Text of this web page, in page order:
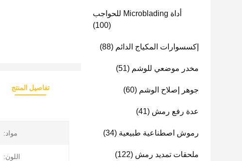
أداة Microblading للحواجب
(100)
إكسسوارات المكياج الدائم (88)
مخدر موضعي للوشم (51)
جوهر إصلاح الوشم (60)
عدة رفع رمش (41)
رموش اصطناعية طبيعية (34)
ملحقات تمديد رمش (122)
تفاصيل المنتج
مواد:
اللون: